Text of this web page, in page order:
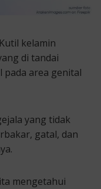
kelamin
di tandai
pada area genital
yang tidak
gatal, dan
mengetahui